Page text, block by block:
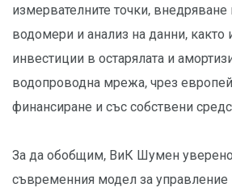
измервателните точки, внедряване
водомери и анализ на данни, както
инвестиции в остарялата и
водопроводна мрежа, чрез
финансиране и със собствени
За да обобщим, ВиК Шумен
съвременния модел за управление